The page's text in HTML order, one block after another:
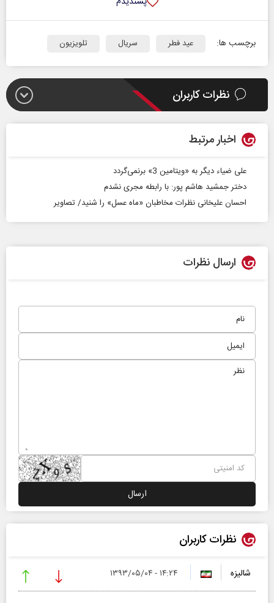
برچسب ها: عید فطر سریال تلویزیون
نظرات کاربران
اخبار مرتبط
علی ضیاء دیگر به «ویتامین 3» برنمی‌گردد
دختر جمشید هاشم پور: با رابطه مجری نشدم
احسان علیخانی نظرات مخاطبان «ماه عسل» را شنید/ تصاویر
ارسال نظرات
نظرات کاربران
شالیزه ۱۴:۲۴ - ۱۳۹۳/۰۵/۰۴